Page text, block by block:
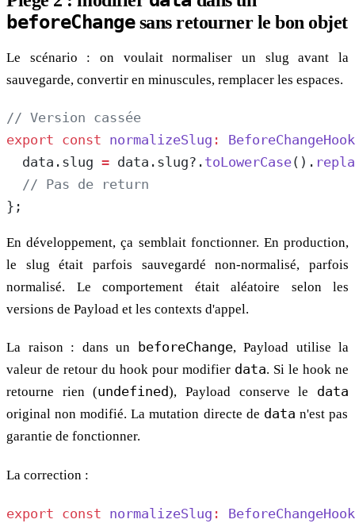
beforeChangesans retourner le bon objet
Le scénario : on voulait normaliser un slug avant la
sauvegarde, convertir en minuscules, remplacer les espaces.
// Version cassée
export const normalizeSlug :
BeforeChangeHook
  data.slug
= data.slug?. toLowerCase().
  // Pas de return
};
En développement, ça semblait fonctionner. En production,
le slug était parfois sauvegardé non-normalisé, parfois
normalisé. Le comportement était aléatoire selon les
versions de Payload et les contexts d'appel.
La raison : dans un beforeChange, Payload utilise la
valeur de retour du hook pour modifier data. Si le hook ne
retourne rien (undefined), Payload conserve le data
original non modifié. La mutation directe de data n'est pas
garantie de fonctionner.
La correction :
export const normalizeSlug : BeforeChangeHook